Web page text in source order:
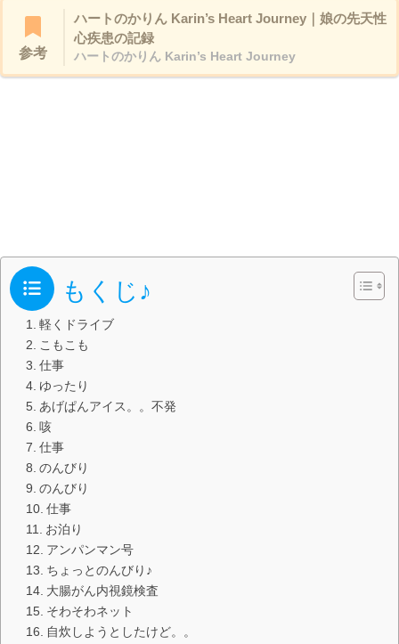
参考
ハートのかりん Karin’s Heart Journey｜娘の先天性
心疾患の記録
ハートのかりん Karin’s Heart Journey
もくじ♪
軽くドライブ
こもこも
仕事
ゆったり
あげぱんアイス。。不発
咳
仕事
のんびり
のんびり
仕事
お泊り
アンパンマン号
ちょっとのんびり♪
大腸がん内視鏡検査
そわそわネット
自炊しようとしたけど。。